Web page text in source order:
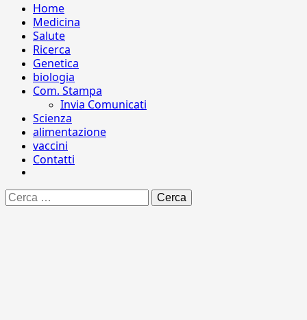
Home
Medicina
Salute
Ricerca
Genetica
biologia
Com. Stampa
Invia Comunicati
Scienza
alimentazione
vaccini
Contatti
Ricerca
per: